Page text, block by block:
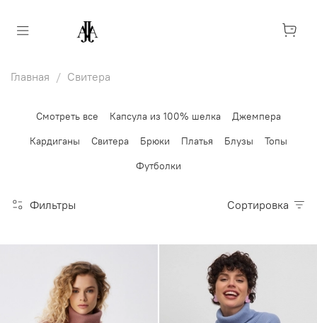
Главная Свитера
Смотреть все Капсула из 100% шелка
Джемпера
Кардиганы
Свитера Брюки Платья Блузы
Топы
Футболки
Фильтры Сортировка